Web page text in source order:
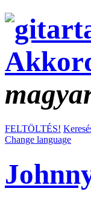
FELTÖLTÉS!
Change language